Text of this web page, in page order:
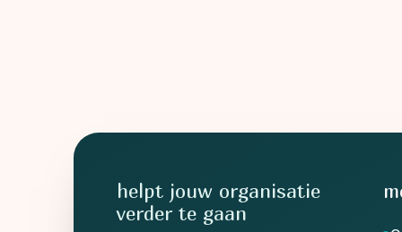
helpt jouw organisatie
verder te gaan